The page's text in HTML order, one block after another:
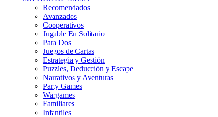
Recomendados
Avanzados
Cooperativos
Jugable En Solitario
Para Dos
Juegos de Cartas
Estrategia y Gestión
Puzzles, Deducción y Escape
Narrativos y Aventuras
Party Games
Wargames
Familiares
Infantiles